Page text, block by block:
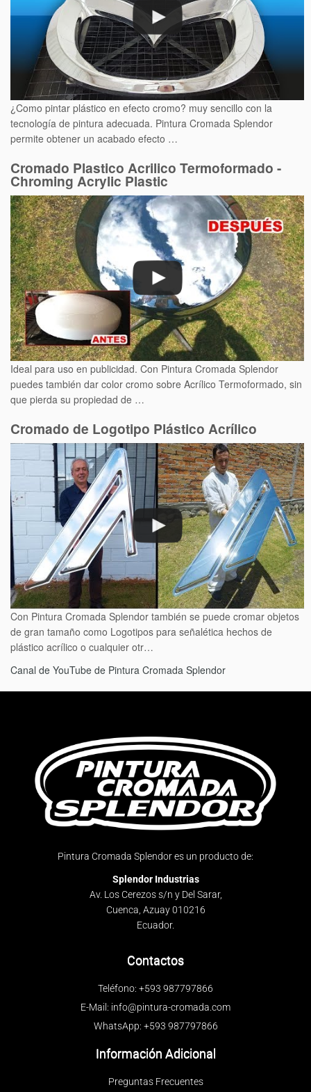
¿Como pintar plástico en efecto cromo? muy sencillo con la
tecnología de pintura adecuada. Pintura Cromada Splendor
permite obtener un acabado efecto …
Cromado Plastico Acrilico Termoformado -
Chroming Acrylic Plastic
Ideal para uso en publicidad. Con Pintura Cromada Splendor
puedes también dar color cromo sobre Acrílico Termoformado, sin
que pierda su propiedad de …
Cromado de Logotipo Plástico Acrílico
Con Pintura Cromada Splendor también se puede cromar objetos
de gran tamaño como Logotipos para señalética hechos de
plástico acrílico o cualquier otr…
Canal de YouTube de Pintura Cromada Splendor
Pintura Cromada Splendor es un producto de:
Splendor Industrias
Av. Los Cerezos s/n y Del Sarar,
Cuenca, Azuay 010216
Ecuador.
Contactos
Teléfono: +593 987797866
E-Mail: info@pintura-cromada.com
WhatsApp: +593 987797866
Información Adicional
Preguntas Frecuentes